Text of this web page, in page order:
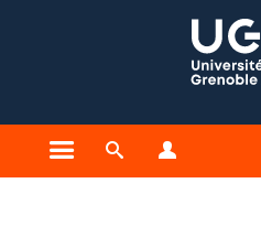
Ouvrir le menu principal
Ouvrir le moteur de